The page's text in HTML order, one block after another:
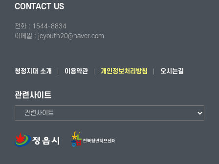
CONTACT US
전화 : 1544-8834
이메일 : jeyouth20@naver.com
청정지대 소개 이용약관 개인정보처리방침 오시는길
관련사이트